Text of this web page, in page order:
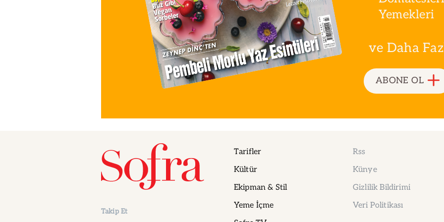
Yemekleri
ve Daha
ABONE OL
Takip Et
Tarifler
Kültür
Ekipman & Stil
Yeme İçme
Rss
Künye
Gizlilik Bildirimi
Veri Politikası